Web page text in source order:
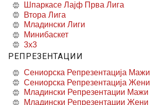
Шпаркасе Лајф Прва Лига
Втора Лига
Младински Лиги
Минибаскет
3x3
РЕПРЕЗЕНТАЦИИ
Сениорска Репрезентација Мажи
Сениорска Репрезентација Жени
Младински Репрезентации Мажи
Младински Репрезентации Жени